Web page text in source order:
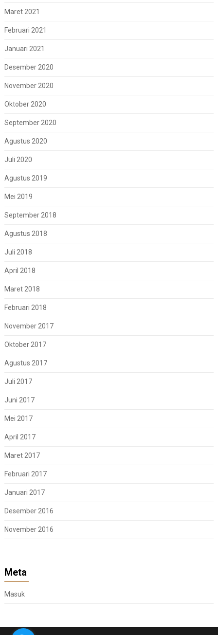
Maret 2021
Februari 2021
Januari 2021
Desember 2020
November 2020
Oktober 2020
September 2020
Agustus 2020
Juli 2020
Agustus 2019
Mei 2019
September 2018
Agustus 2018
Juli 2018
April 2018
Maret 2018
Februari 2018
November 2017
Oktober 2017
Agustus 2017
Juli 2017
Juni 2017
Mei 2017
April 2017
Maret 2017
Februari 2017
Januari 2017
Desember 2016
November 2016
Meta
Masuk